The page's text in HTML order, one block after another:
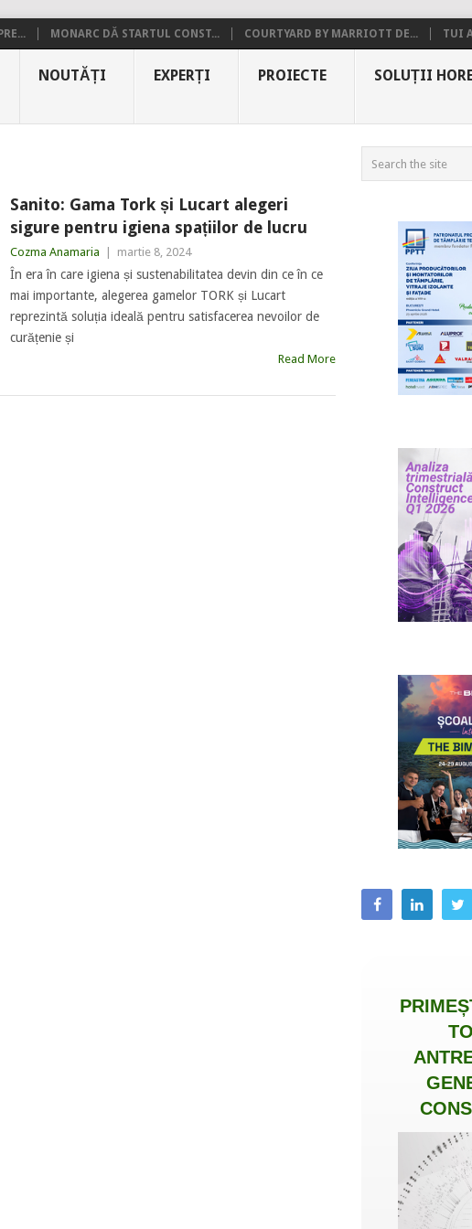
MONARC DĂ STARTUL CONST... COURTYARD BY MARRIOTT DE... TUI
NOUTĂȚI EXPERȚI PROIECTE SOLUȚII
Sanito: Gama Tork și Lucart alegeri
sigure pentru igiena spațiilor de lucru
Cozma Anamaria martie 8, 2024
În era în care igiena și sustenabilitatea devin din ce în ce
mai importante, alegerea gamelor TORK și Lucart
reprezintă soluția ideală pentru satisfacerea nevoilor de
curățenie și
Read More